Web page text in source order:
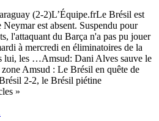
(2-2)L’Équipe.frLe Brésil est
est absent. Suspendu pour
l'attaquant du Barça n'a pas pu jouer
à mercredi en éliminatoires de la
lui, les …Amsud: Dani Alves sauve le
Amsud : Le Brésil en quête de
2-2, le Brésil piétine
»